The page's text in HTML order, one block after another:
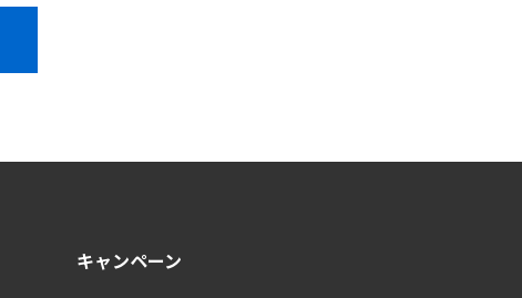
キャンペーン